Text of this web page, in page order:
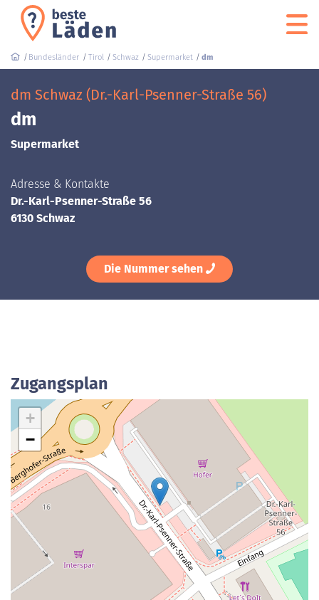
Bundesländer Tirol Schwaz Supermarket dm
dm Schwaz (Dr.-Karl-Psenner-Straße 56)
dm
Supermarket
Adresse & Kontakte
Dr.-Karl-Psenner-Straße 56
6130 Schwaz
Die Nummer sehen
Zugangsplan
+
−